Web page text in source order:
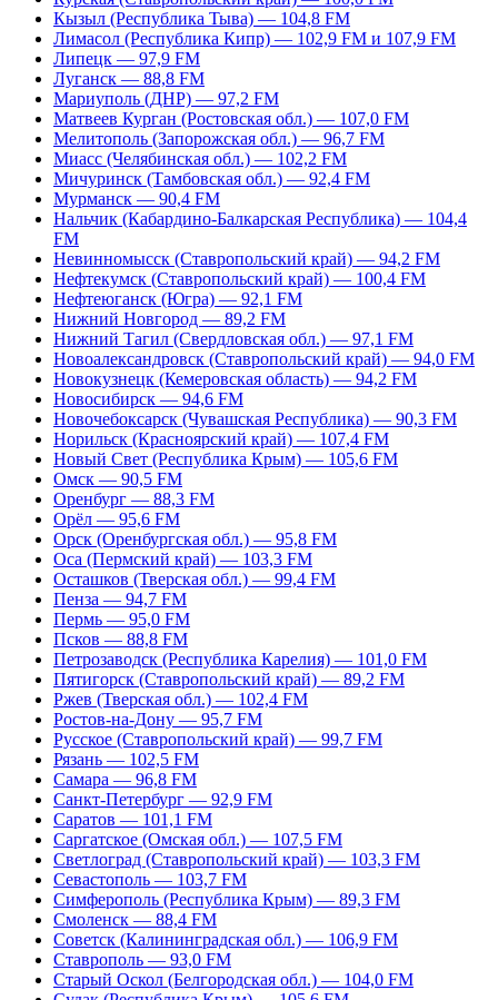
Кызыл (Республика Тыва) — 104,8 FM
Лимасол (Республика Кипр) — 102,9 FM и 107,9 FM
Липецк — 97,9 FM
Луганск — 88,8 FM
Мариуполь (ДНР) — 97,2 FM
Матвеев Курган (Ростовская обл.) — 107,0 FM
Мелитополь (Запорожская обл.) — 96,7 FM
Миасс (Челябинская обл.) — 102,2 FM
Мичуринск (Тамбовская обл.) — 92,4 FM
Мурманск — 90,4 FM
Нальчик (Кабардино-Балкарская Республика) — 104,4
FM
Невинномысск (Ставропольский край) — 94,2 FM
Нефтекумск (Ставропольский край) — 100,4 FM
Нефтеюганск (Югра) — 92,1 FM
Нижний Новгород — 89,2 FM
Нижний Тагил (Свердловская обл.) — 97,1 FM
Новоалександровск (Ставропольский край) — 94,0 FM
Новокузнецк (Кемеровская область) — 94,2 FM
Новосибирск — 94,6 FM
Новочебоксарск (Чувашская Республика) — 90,3 FM
Норильск (Красноярский край) — 107,4 FM
Новый Свет (Республика Крым) — 105,6 FM
Омск — 90,5 FM
Оренбург — 88,3 FM
Орёл — 95,6 FM
Орск (Оренбургская обл.) — 95,8 FM
Оса (Пермский край) — 103,3 FM
Осташков (Тверская обл.) — 99,4 FM
Пенза — 94,7 FM
Пермь — 95,0 FM
Псков — 88,8 FM
Петрозаводск (Республика Карелия) — 101,0 FM
Пятигорск (Ставропольский край) — 89,2 FM
Ржев (Тверская обл.) — 102,4 FM
Ростов-на-Дону — 95,7 FM
Русское (Ставропольский край) — 99,7 FM
Рязань — 102,5 FM
Самара — 96,8 FM
Санкт-Петербург — 92,9 FM
Саратов — 101,1 FM
Саргатское (Омская обл.) — 107,5 FM
Светлоград (Ставропольский край) — 103,3 FM
Севастополь — 103,7 FM
Симферополь (Республика Крым) — 89,3 FM
Смоленск — 88,4 FM
Советск (Калининградская обл.) — 106,9 FM
Ставрополь — 93,0 FM
Старый Оскол (Белгородская обл.) — 104,0 FM